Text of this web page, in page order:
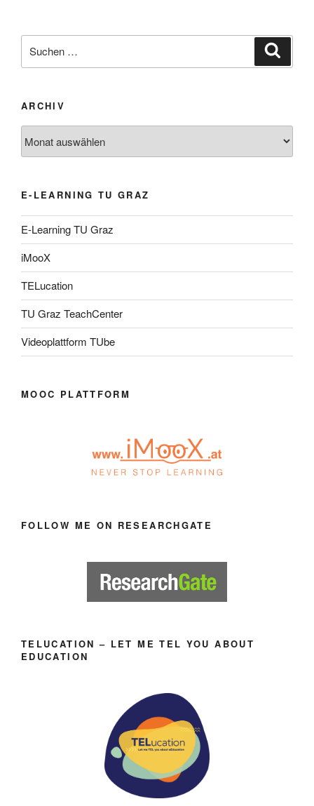
nach:
ARCHIV
E-LEARNING TU GRAZ
E-Learning TU Graz
iMooX
TELucation
TU Graz TeachCenter
Videoplattform TUbe
MOOC PLATTFORM
FOLLOW ME ON RESEARCHGATE
TELUCATION – LET ME TEL YOU ABOUT
EDUCATION